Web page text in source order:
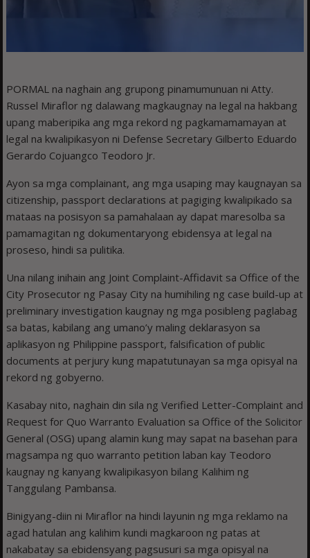
PORMAL na naghain ang grupong pinamumunuan ni Atty.
Russel Miraflor ng dalawang magkaugnay na legal na hakbang
upang maberipika ang mga rekord ng pagkamamamayan at
legal na kwalipikasyon ni Defense Secretary Gilberto Eduardo
Gerardo Cojuangco Teodoro Jr.
Ayon sa mga complainant, ang mga usaping may kaugnayan sa
citizenship, passport declarations at pagiging kwalipikado sa
mataas na posisyon sa pamahalaan ay dapat maresolba sa
pamamagitan ng dokumentaryong ebidensya at legal na
proseso, hindi sa pulitika.
Una nilang inihain ang Joint Complaint-Affidavit sa Office of the
City Prosecutor ng Pasay City na humihiling ng case build-up at
preliminary investigation kaugnay ng mga posibleng paglabag
sa batas, kabilang ang umano’y maling deklarasyon sa
aplikasyon ng Philippine passport, falsification of public
documents at perjury kung mapatutunayan sa mga opisyal na
rekord ng gobyerno.
Kasabay nito, naghain din sila ng Verified Letter-Complaint and
Request for Quo Warranto Evaluation sa Office of the Solicitor
General (OSG) upang alamin kung may sapat na basehan para
magsampa ng quo warranto petition laban kay Teodoro
kaugnay ng kanyang kwalipikasyon bilang Kalihim ng
Tanggulang Pambansa.
Binigyang-diin ni Miraflor na hindi layunin ng mga reklamo na
agad hatulan ang kalihim kundi magkaroon ng patas at
nakabatay sa ebidensyang pagsusuri sa mga opisyal na